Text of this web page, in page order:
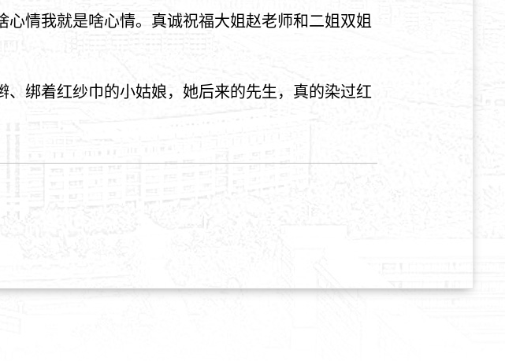
情我就是啥心情。真诚祝福大姐赵老师和二姐双姐
绑着红纱巾的小姑娘，她后来的先生，真的染过红